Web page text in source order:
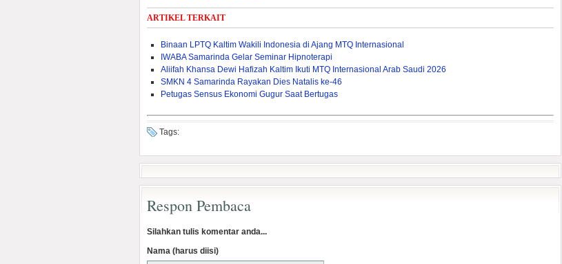
ARTIKEL TERKAIT
Binaan LPTQ Kaltim Wakili Indonesia di Ajang MTQ Internasional
IWABA Samarinda Gelar Seminar Hipnoterapi
Aliifah Khansa Dewi Hafizah Kaltim Ikuti MTQ Internasional Arab Saudi 2026
SMKN 4 Samarinda Rayakan Dies Natalis ke-46
Petugas Sensus Ekonomi Gugur Saat Bertugas
Tags:
Respon Pembaca
Silahkan tulis komentar anda...
Nama (harus diisi)